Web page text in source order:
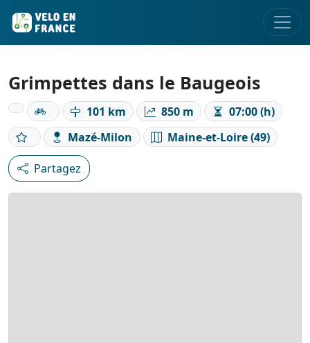
Grimpettes dans le Baugeois
101 km 850 m
07:00 (h)
Mazé-Milon
Maine-et-Loire (49)
Partagez